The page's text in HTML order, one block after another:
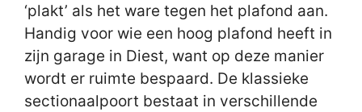
‘plakt’ als het ware tegen het plafond aan.
Handig voor wie een hoog plafond heeft in
zijn garage in Diest, want op deze manier
wordt er ruimte bespaard. De klassieke
sectionaalpoort bestaat in verschillende